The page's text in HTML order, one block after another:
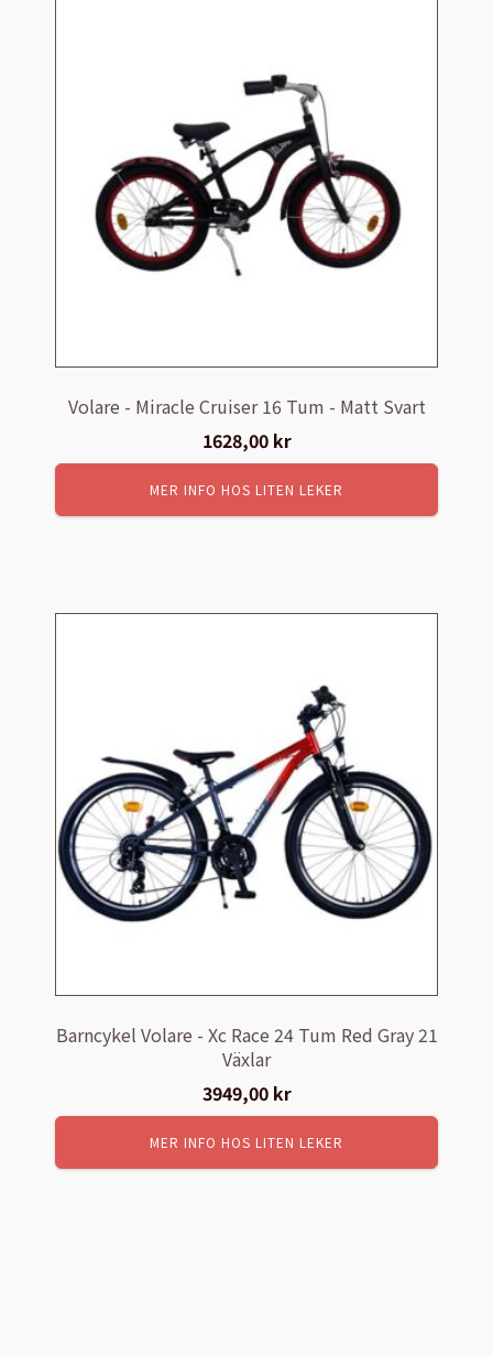
Volare - Miracle Cruiser 16 Tum - Matt Svart
1628,00 kr
MER INFO HOS LITEN LEKER
Barncykel Volare - Xc Race 24 Tum Red Gray 21
Växlar
3949,00 kr
MER INFO HOS LITEN LEKER